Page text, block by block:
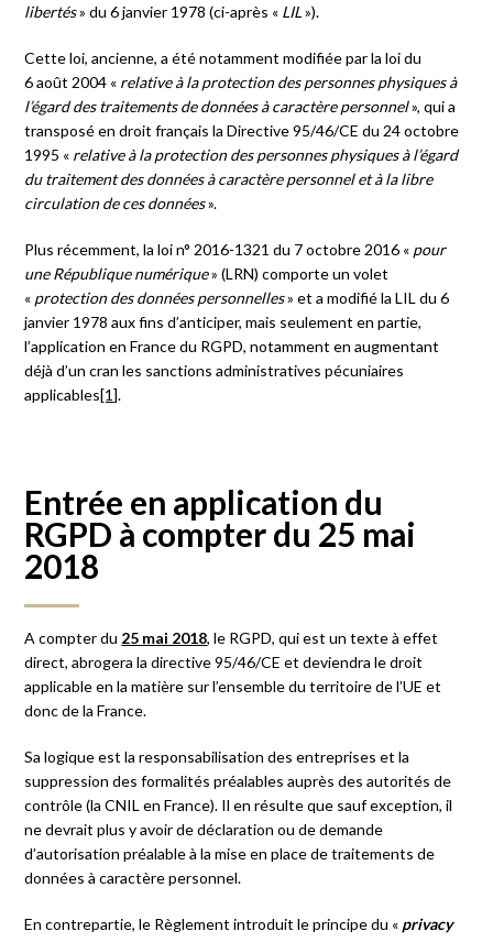
libertés» du 6 janvier 1978 (ci-après « LIL»).
Cette loi, ancienne, a été notamment modifiée par la loi du
6 août 2004 « relative à la protection des personnes physiques à
l’égard des traitements de données à caractère personnel», qui a
transposé en droit français la Directive 95/46/CE du 24 octobre
1995 « relative à la protection des personnes physiques à l’égard
du traitement des données à caractère personnel et à la libre
circulation de ces données».
Plus récemment, la loi n° 2016-1321 du 7 octobre 2016 « pour
une République numérique» (LRN) comporte un volet
« protection des données personnelles» et a modifié la LIL du 6
janvier 1978 aux fins d’anticiper, mais seulement en partie,
l’application en France du RGPD, notamment en augmentant
déjà d’un cran les sanctions administratives pécuniaires
applicables[1].
Entrée en application du
RGPD à compter du 25 mai
2018
A compter du 25 mai 2018, le RGPD, qui est un texte à effet
direct, abrogera la directive 95/46/CE et deviendra le droit
applicable en la matière sur l’ensemble du territoire de l’UE et
donc de la France.
Sa logique est la responsabilisation des entreprises et la
suppression des formalités préalables auprès des autorités de
contrôle (la CNIL en France). Il en résulte que sauf exception, il
ne devrait plus y avoir de déclaration ou de demande
d’autorisation préalable à la mise en place de traitements de
données à caractère personnel.
En contrepartie, le Règlement introduit le principe du « privacy